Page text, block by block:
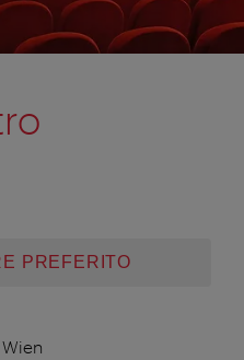
PREFERITO